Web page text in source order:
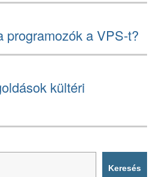
programozók a VPS-t?
kültéri
Keresés